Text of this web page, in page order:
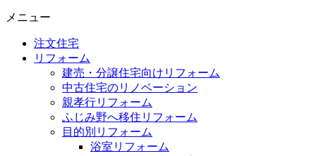
メニュー
注文住宅
リフォーム
建売・分譲住宅向けリフォーム
中古住宅のリノベーション
親孝行リフォーム
ふじみ野へ移住リフォーム
目的別リフォーム
浴室リフォーム